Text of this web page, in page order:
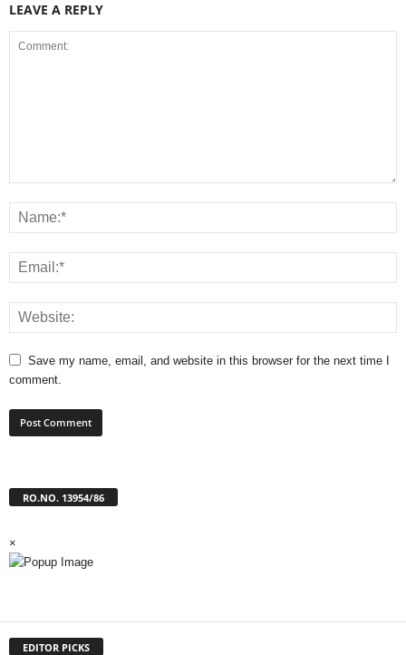
LEAVE A REPLY
Save my name, email, and website in this browser for the next time I
comment.
RO.NO. 13954/86
×
EDITOR PICKS